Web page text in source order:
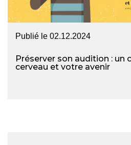
Publié le 02.12.2024
Préserver son audition : un
cerveau et votre avenir